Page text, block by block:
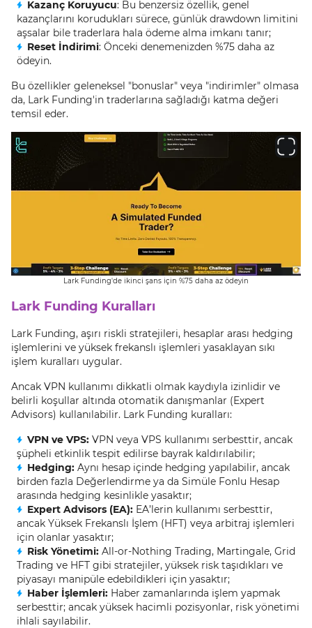
Kazanç Koruyucu: Bu benzersiz özellik, genel
kazançlarını korudukları sürece, günlük drawdown limitini
aşsalar bile traderlara hala ödeme alma imkanı tanır;
Reset İndirimi: Önceki denemenizden %75 daha az
ödeyin.
Bu özellikler geleneksel "bonuslar" veya "indirimler" olmasa
da, Lark Funding'in traderlarına sağladığı katma değeri
temsil eder.
Lark Funding'de ikinci şans için %75 daha az ödeyin
Lark Funding Kuralları
Lark Funding, aşırı riskli stratejileri, hesaplar arası hedging
işlemlerini ve yüksek frekanslı işlemleri yasaklayan sıkı
işlem kuralları uygular.
Ancak VPN kullanımı dikkatli olmak kaydıyla izinlidir ve
belirli koşullar altında otomatik danışmanlar (Expert
Advisors) kullanılabilir. Lark Funding kuralları:
VPN ve VPS: VPN veya VPS kullanımı serbesttir, ancak
şüpheli etkinlik tespit edilirse bayrak kaldırılabilir;
Hedging: Aynı hesap içinde hedging yapılabilir, ancak
birden fazla Değerlendirme ya da Simüle Fonlu Hesap
arasında hedging kesinlikle yasaktır;
Expert Advisors (EA): EA’lerin kullanımı serbesttir,
ancak Yüksek Frekanslı İşlem (HFT) veya arbitraj işlemleri
için olanlar yasaktır;
Risk Yönetimi: All-or-Nothing Trading, Martingale, Grid
Trading ve HFT gibi stratejiler, yüksek risk taşıdıkları ve
piyasayı manipüle edebildikleri için yasaktır;
Haber İşlemleri: Haber zamanlarında işlem yapmak
serbesttir; ancak yüksek hacimli pozisyonlar, risk yönetimi
ihlali sayılabilir.